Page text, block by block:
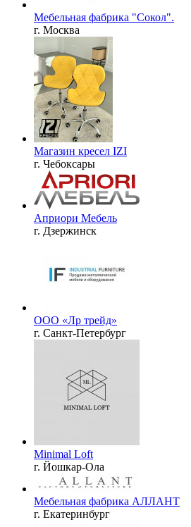
Мебельная фабрика "Сокол".
г. Москва
Магазин кресел IZI
г. Чебоксары
Априори Мебель
г. Дзержинск
ООО «Лр трейд»
г. Санкт-Петербург
Minimal Loft
г. Йошкар-Ола
Мебельная фабрика АЛЛАНТ
г. Екатеринбург